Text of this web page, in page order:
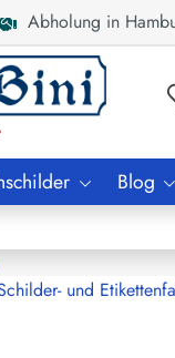
Abholung in
Blog
und